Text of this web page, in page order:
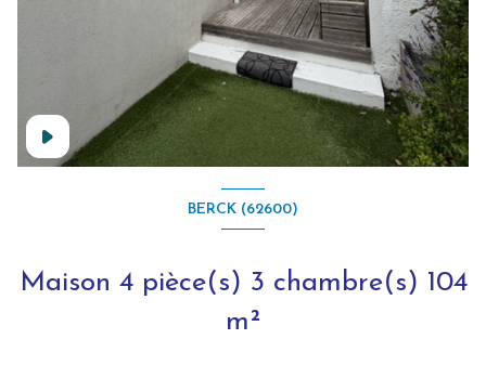
BERCK (62600)
Maison 4 pièce(s) 3 chambre(s) 104
m²